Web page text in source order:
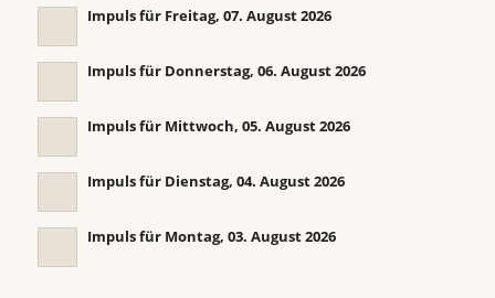
Impuls für Freitag, 07. August 2026
Impuls für Donnerstag, 06. August 2026
Impuls für Mittwoch, 05. August 2026
Impuls für Dienstag, 04. August 2026
Impuls für Montag, 03. August 2026